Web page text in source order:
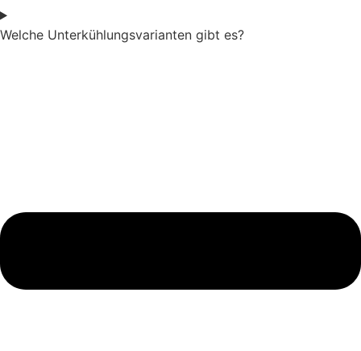
Welche Unterkühlungsvarianten gibt es?